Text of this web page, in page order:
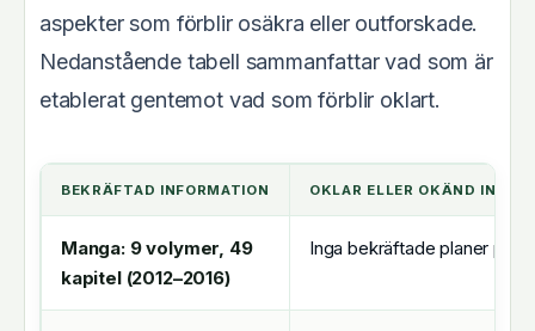
aspekter som förblir osäkra eller outforskade.
Nedanstående tabell sammanfattar vad som är
etablerat gentemot vad som förblir oklart.
BEKRÄFTAD INFORMATION OKLAR ELLER OKÄND
Manga: 9 volymer, 49
kapitel (2012–2016)
Inga bekräftade planer på